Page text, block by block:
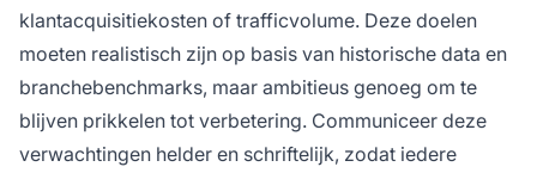
klantacquisitiekosten of trafficvolume. Deze doelen
moeten realistisch zijn op basis van historische data en
branchebenchmarks, maar ambitieus genoeg om te
blijven prikkelen tot verbetering. Communiceer deze
verwachtingen helder en schriftelijk, zodat iedere